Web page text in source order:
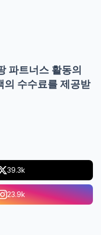
파트너스 활동의
의 수수료를 제공받
39.3k
23.9k